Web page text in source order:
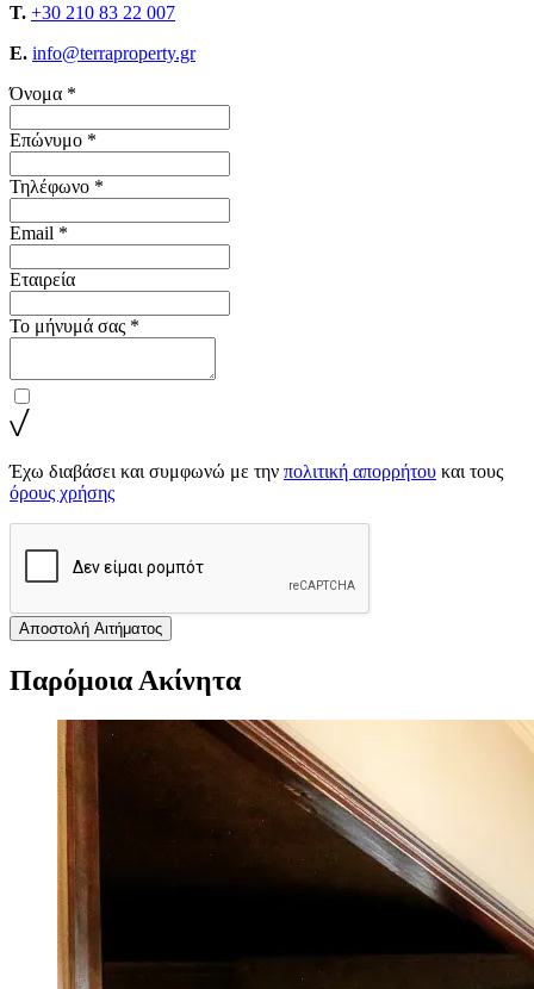
T. +30 210 83 22 007
E. info@terraproperty.gr
Όνομα *
Επώνυμο *
Τηλέφωνο *
Email *
Εταιρεία
Το μήνυμά σας *
Έχω διαβάσει και συμφωνώ με την πολιτική απορρήτου και τους
όρους χρήσης
Αποστολή Αιτήματος
Παρόμοια Ακίνητα